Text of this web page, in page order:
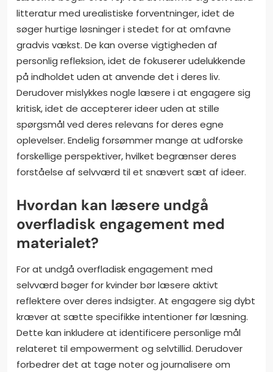
litteratur med urealistiske forventninger, idet de
søger hurtige løsninger i stedet for at omfavne
gradvis vækst. De kan overse vigtigheden af
personlig refleksion, idet de fokuserer udelukkende
på indholdet uden at anvende det i deres liv.
Derudover mislykkes nogle læsere i at engagere sig
kritisk, idet de accepterer ideer uden at stille
spørgsmål ved deres relevans for deres egne
oplevelser. Endelig forsømmer mange at udforske
forskellige perspektiver, hvilket begrænser deres
forståelse af selvværd til et snævert sæt af ideer.
Hvordan kan læsere undgå
overfladisk engagement med
materialet?
For at undgå overfladisk engagement med
selvværd bøger for kvinder bør læsere aktivt
reflektere over deres indsigter. At engagere sig dybt
kræver at sætte specifikke intentioner før læsning.
Dette kan inkludere at identificere personlige mål
relateret til empowerment og selvtillid. Derudover
forbedrer det at tage noter og journalisere om